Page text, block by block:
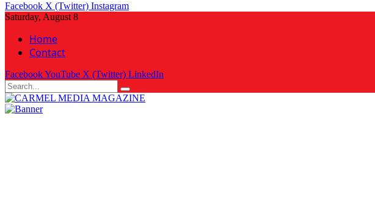
Facebook X (Twitter) Instagram
Saturday, August 8
Home
Contact
FacebookYouTube X (Twitter) LinkedIn